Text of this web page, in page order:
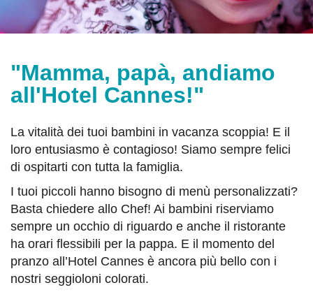
"Mamma, papà, andiamo
all'Hotel Cannes!"
La vitalità dei tuoi bambini in vacanza scoppia! E il
loro entusiasmo è contagioso! Siamo sempre felici
di ospitarti con tutta la famiglia.
I tuoi piccoli hanno bisogno di menù personalizzati?
Basta chiedere allo Chef! Ai bambini riserviamo
sempre un occhio di riguardo e anche il ristorante
ha orari flessibili per la pappa. E il momento del
pranzo all’Hotel Cannes è ancora più bello con i
nostri seggioloni colorati.